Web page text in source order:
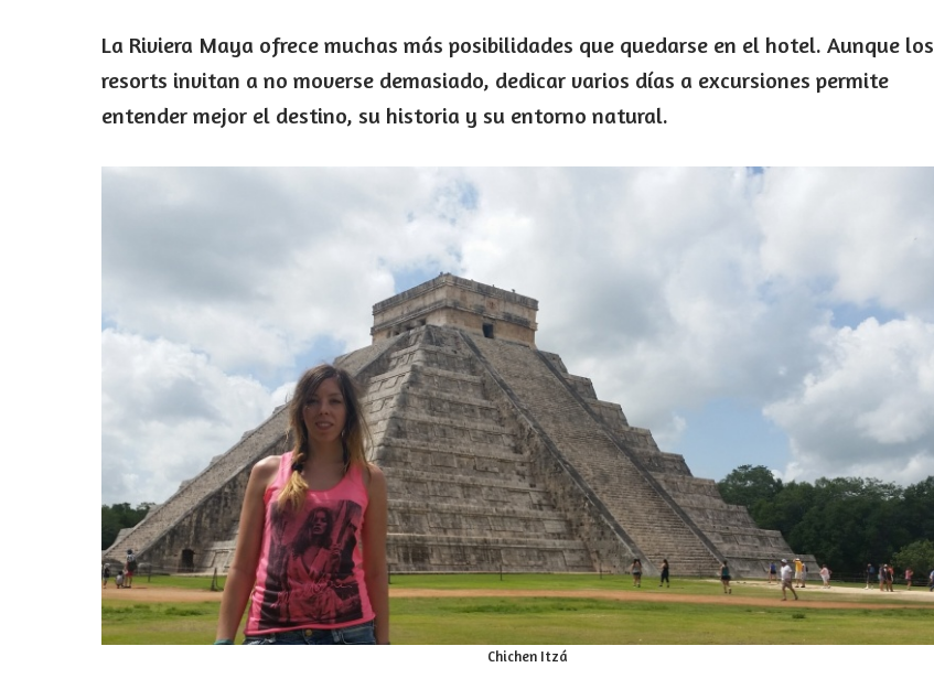
La Riviera Maya ofrece muchas más posibilidades que quedarse en el hotel. Aunque los
resorts invitan a no moverse demasiado, dedicar varios días a excursiones permite
entender mejor el destino, su historia y su entorno natural.
Chichen Itzá